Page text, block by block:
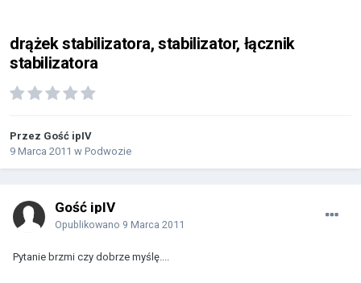
drążek stabilizatora, stabilizator, łącznik
stabilizatora
Przez Gość ipIV
9 Marca 2011 w Podwozie
Gość ipIV
Opublikowano 9 Marca 2011
Pytanie brzmi czy dobrze myślę....